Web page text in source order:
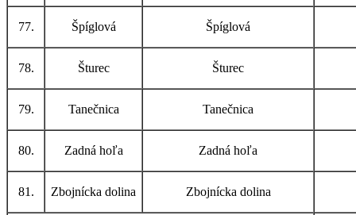
77. Špíglová Špíglová
78. Šturec Šturec
79. Tanečnica Tanečnica
80. Zadná hoľa Zadná hoľa
81. Zbojnícka dolina Zbojnícka dolina